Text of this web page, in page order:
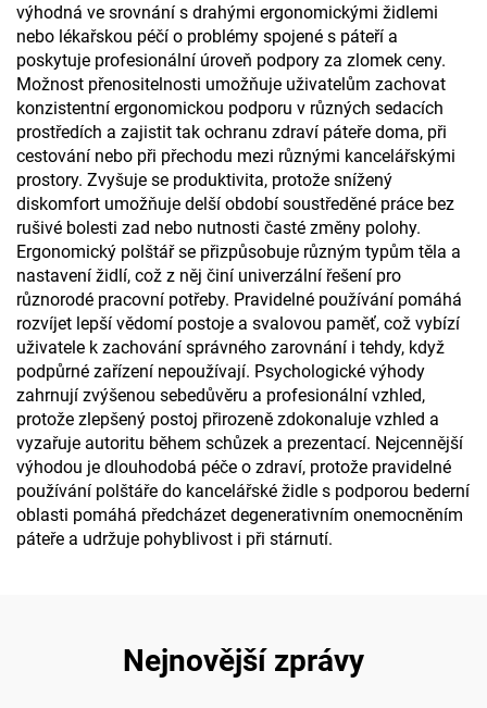
výhodná ve srovnání s drahými ergonomickými židlemi
nebo lékařskou péčí o problémy spojené s páteří a
poskytuje profesionální úroveň podpory za zlomek ceny.
Možnost přenositelnosti umožňuje uživatelům zachovat
konzistentní ergonomickou podporu v různých sedacích
prostředích a zajistit tak ochranu zdraví páteře doma, při
cestování nebo při přechodu mezi různými kancelářskými
prostory. Zvyšuje se produktivita, protože snížený
diskomfort umožňuje delší období soustředěné práce bez
rušivé bolesti zad nebo nutnosti časté změny polohy.
Ergonomický polštář se přizpůsobuje různým typům těla a
nastavení židlí, což z něj činí univerzální řešení pro
různorodé pracovní potřeby. Pravidelné používání pomáhá
rozvíjet lepší vědomí postoje a svalovou paměť, což vybízí
uživatele k zachování správného zarovnání i tehdy, když
podpůrné zařízení nepoužívají. Psychologické výhody
zahrnují zvýšenou sebedůvěru a profesionální vzhled,
protože zlepšený postoj přirozeně zdokonaluje vzhled a
vyzařuje autoritu během schůzek a prezentací. Nejcennější
výhodou je dlouhodobá péče o zdraví, protože pravidelné
používání polštáře do kancelářské židle s podporou bederní
oblasti pomáhá předcházet degenerativním onemocněním
páteře a udržuje pohyblivost i při stárnutí.
Nejnovější zprávy